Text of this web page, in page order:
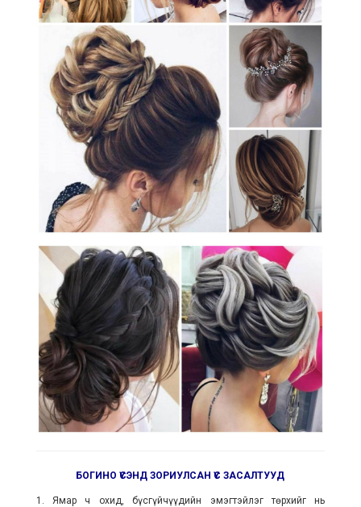
БОГИНО ҮСЭНД ЗОРИУЛСАН ҮС ЗАСАЛТУУД
1. Ямар ч охид, бүсгүйчүүдийн эмэгтэйлэг төрхийг нь